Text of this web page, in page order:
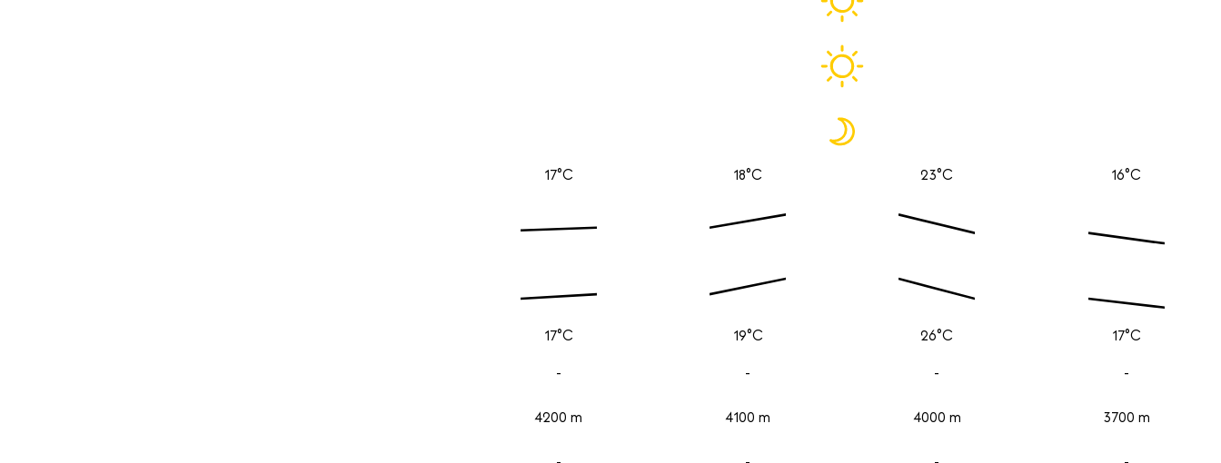
17°C
17°C
-
4200 m
18°C
19°C
-
4100 m
23°C
26°C
-
4000 m
16°C
17°C
-
3700 m